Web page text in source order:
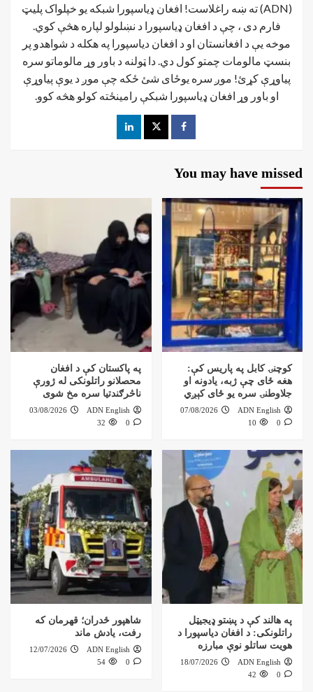
(ADN) ته ښه راغلاست! افغان ډياسپورا شبکه یو خپلواک پلیټ
فارم دی ، چې د افغان ډیاسپورا د نښلولو لپاره هڅې کوي.
موخه يې د افغانستان او د افغان دیاسپورا په هکله د شواهدو پر
بنسټ مالومات چمتو کول دي. دا ټولنه د باور وړ مالوماتو سره
پیاوړې کړئ! موږ سره یوځای شئ ځکه چې موږ د یوې پیاوړې
او باور وړ افغان ډیاسپورا شبکې رامینځته کولو هڅه کوو.
You may have missed
کوچنۍ کابل په پاریس کې:
هغه ځای چې ژبه، یادونه او
جلاوطنۍ سره یو ځای کېږي
ADN English
07/08/2026
0
10
په پاکستان کې د افغان
محصلانو راتلونکی له ژورې
ناڅرګندتیا سره مخ شوی
ADN English
03/08/2026
0
32
په هالند کې د پښتو ډیجیټل
راتلونکی: د افغان دیاسپورا د
هویت ساتلو نوې مبارزه
ADN English
18/07/2026
0
42
شاهپور ځدران؛ قهرمان که
رفت، یادش ماند
ADN English
12/07/2026
0
54